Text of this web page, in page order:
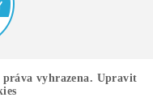
práva vyhrazena. Upravit